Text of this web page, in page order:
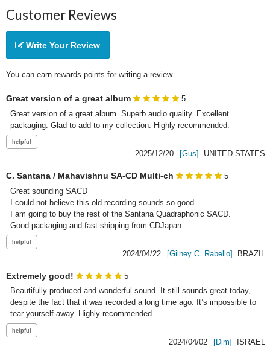
Customer Reviews
Write Your Review
You can earn rewards points for writing a review.
Great version of a great album
5
Great version of a great album. Superb audio quality. Excellent
packaging. Glad to add to my collection. Highly recommended.
2025/12/20 [Gus] UNITED STATES
C. Santana / Mahavishnu SA-CD Multi-ch
5
Great sounding SACD
I could not believe this old recording sounds so good.
I am going to buy the rest of the Santana Quadraphonic SACD.
Good packaging and fast shipping from CDJapan.
2024/04/22 [Gilney C. Rabello] BRAZIL
Extremely good!
5
Beautifully produced and wonderful sound. It still sounds great today,
despite the fact that it was recorded a long time ago. It’s impossible to
tear yourself away. Highly recommended.
2024/04/02 [Dim] ISRAEL